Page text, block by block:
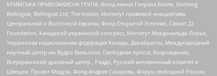
КРИМСЬКА ПРАВОЗАХИСНА ГРУПА, Фонд имени Генриха Бёлля, Stichting
Bellingcat, Bellingcat Ltd, The Insider, Институт правовой инициативы
Центральной и Восточной Европы, Фонд Открытой Эстонии, Calvert 22
Foundation, Канадский украинский конгресс, Институт Макдональда-Лорье,
Украинская национальная федерация Канады, Декабристы, Международный
научный центр им Вудро Вильсона, Свободная пресса, Возрождение,
Всеукраинский духовный центр , Риддл, Русский антивоенный комитет в
Швеции, Проект Медуза, Фонд Андрея Сахарова, Форум свободной России,